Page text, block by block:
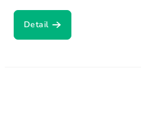
Detail